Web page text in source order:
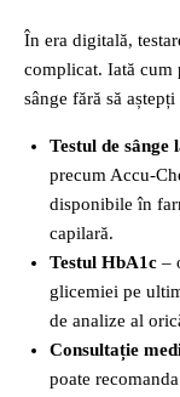
În era digitală,
complicat. Iată
sânge fără să
Testul de sânge
precum Accu-
disponibile în
capilară.
Testul HbA1c –
glicemiei pe
de analize al
Consultație
poate